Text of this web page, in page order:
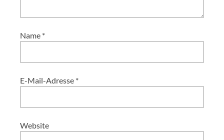
Name *
E-Mail-Adresse *
Website